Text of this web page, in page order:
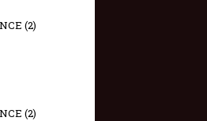
(2)
(2)